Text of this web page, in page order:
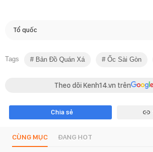
Tổ quốc
Tags Bản Đồ Quán Xá Ốc Sài Gòn
Theo dõi Kenh14.vn trên
Chia sẻ
CÙNG MỤC ĐANG HOT